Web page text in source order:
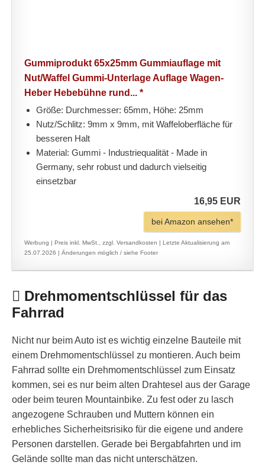
Gummiprodukt 65x25mm Gummiauflage mit
Nut/Waffel Gummi-Unterlage Auflage Wagen-
Heber Hebebühne rund... *
Größe: Durchmesser: 65mm, Höhe: 25mm
Nutz/Schlitz: 9mm x 9mm, mit Waffeloberfläche für
besseren Halt
Material: Gummi - Industriequalität - Made in
Germany, sehr robust und dadurch vielseitig
einsetzbar
16,95 EUR
bei Amazon ansehen*
Werbung | Preis inkl. MwSt., zzgl. Versandkosten | Letzte Aktualisierung am
25.07.2026 | Änderungen möglich / siehe Footer
Drehmomentschlüssel für das
Fahrrad
Nicht nur beim Auto ist es wichtig einzelne Bauteile mit
einem Drehmomentschlüssel zu montieren. Auch beim
Fahrrad sollte ein Drehmomentschlüssel zum Einsatz
kommen, sei es nur beim alten Drahtesel aus der Garage
oder beim teuren Mountainbike. Zu fest oder zu lasch
angezogene Schrauben und Muttern können ein
erhebliches Sicherheitsrisiko für die eigene und andere
Personen darstellen. Gerade bei Bergabfahrten und im
Gelände sollte man das nicht unterschätzen.